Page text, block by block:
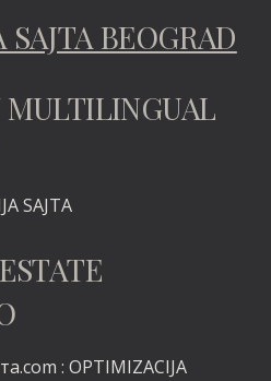
BEOGRAD
MULTILINGUAL
SAJTA
:OPTIMIZACIJA